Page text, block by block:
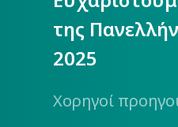
της
2025
Χορηγοί